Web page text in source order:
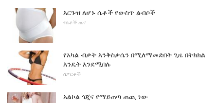
እርጉዝ ለሆኑ ሴቶች የውስጥ ልብሶች
የሴቶች ጤና
የአካል ብቃት እንቅስቃሴን በሚለማመድበት ጊዜ በትክክል
እንዴት እንደሚበሉ
ስፖርቶች
አልኮል ጎጂና የማይጠጣ ጠጪ ነው